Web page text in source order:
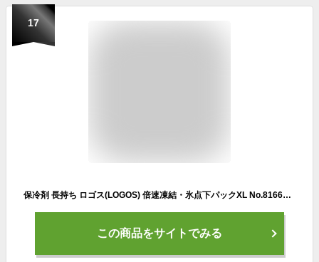
17
保冷剤 長持ち ロゴス(LOGOS) 倍速凍結・氷点下パックXL No.81660642 保冷パック アウトドア キャンプ バーベキュー お弁当 運動会 アイス
この商品をサイトでみる